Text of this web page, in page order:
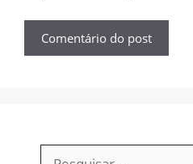
Pesquisar